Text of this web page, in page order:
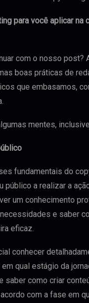
para você aplicar na
com o nosso post?
boas práticas de
que embasamos,
mentes,
fundamentais do
público a realizar a
um conhecimento
e saber
eficaz.
conhecer
qual estágio da
saber como criar
com a fase em